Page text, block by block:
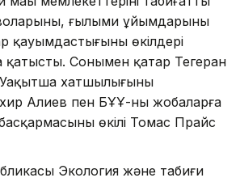
ғылыми ұйымдарының
өкілдері
қатысты. Сонымен қатар Тегеран
хатшылығының
Алиев пен БҰҰ-ның жобаларға
өкілі Томас Прайс
Экология және табиғи